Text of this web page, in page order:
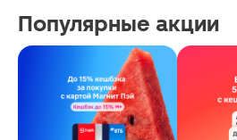
Популярные акции